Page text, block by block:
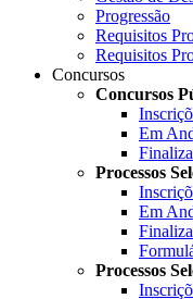
Progressão
Requisitos
Requisitos
Concursos
Concursos
Em
Processos
Em
Processos